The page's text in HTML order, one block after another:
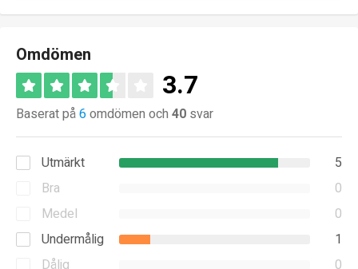
Omdömen
3.7
Baserat på6omdömen och 40 svar
Utmärkt
5
Bra
0
Medel
0
Undermålig
1
Dålig
0